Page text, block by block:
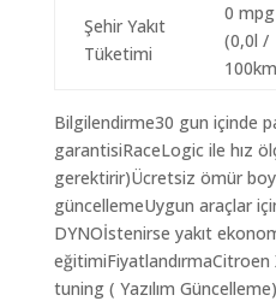
Şehir Yakıt
Tüketimi
0 mpg
(0,0l /
Bilgilendirme30 gun içinde
garantisiRaceLogic ile hız
gerektirir)Ücretsiz ömür
güncellemeUygun araçlar
DYNOİstenirse yakıt
eğitimiFiyatlandırmaCitroen
tuning ( Yazılım